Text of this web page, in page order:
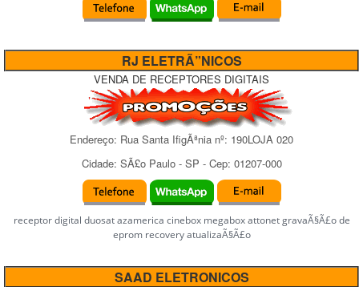
RJ ELETRÃ”NICOS
VENDA DE RECEPTORES DIGITAIS
Endereço: Rua Santa IfigÃªnia nº: 190LOJA 020
Cidade: SÃ£o Paulo- SP - Cep: 01207-000
receptor digital duosat azamerica cinebox megabox attonet gravaÃ§Ã£o de
eprom recovery atualizaÃ§Ã£o
SAAD ELETRONICOS